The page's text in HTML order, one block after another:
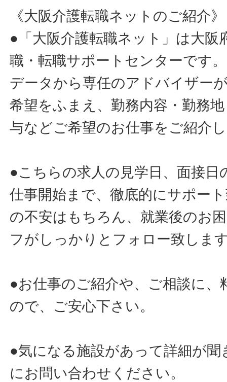
《大阪介護転職ネットのご紹介》
●「大阪介護転職ネット」は大阪
職・転職サポートセンターです
データから専任のアドバイザー
希望をふまえ、勤務内容・勤務
与などご希望のお仕事をご紹介
●こちらの求人の見学日、面接日
仕事開始まで、徹底的にサポー
の不安はもちろん、就業後のお
フがしっかりとフォロー致しま
●お仕事のご紹介や、ご相談に
ので、ご安心下さい。
●気になる施設があって詳細が
にお問い合わせください。